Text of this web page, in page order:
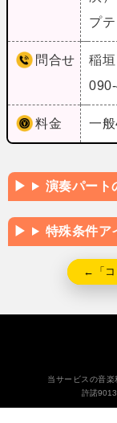
プ
問合せ
稲垣
料金 一
演奏パート
特殊条件ア
←「コ
当サービスの音
許諾